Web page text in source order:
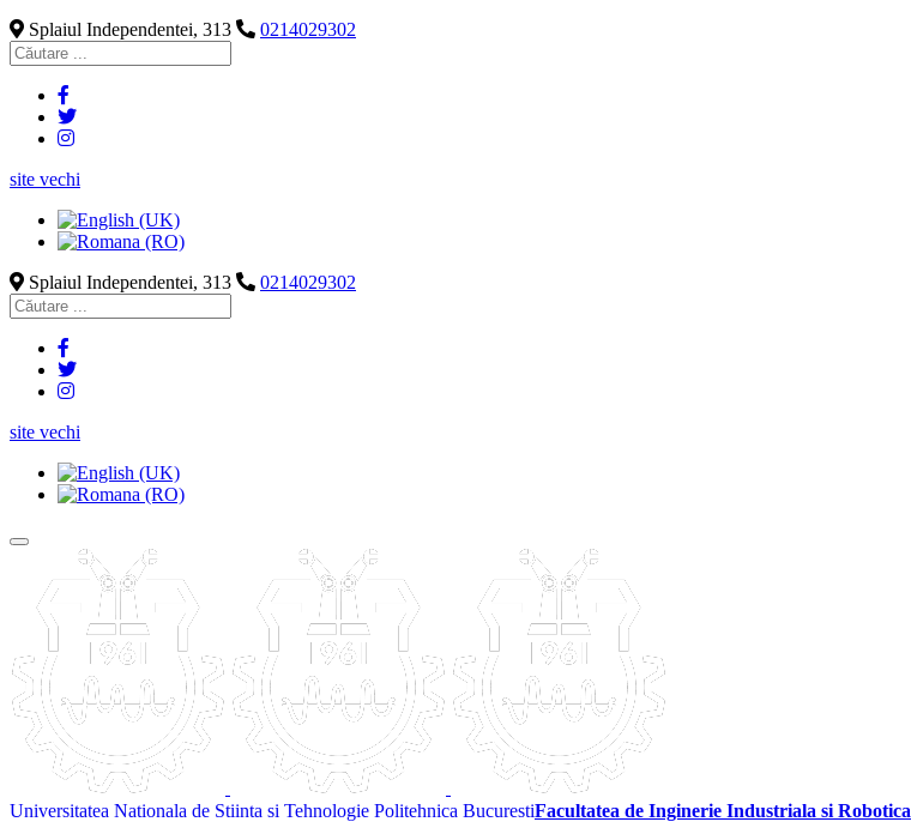
Splaiul Independentei, 313
0214029302
site vechi
Splaiul Independentei, 313 0214029302
site vechi
Universitatea Nationala de Stiinta si Tehnologie Politehnica BucurestiFacultatea de Inginerie Industriala si Robotica